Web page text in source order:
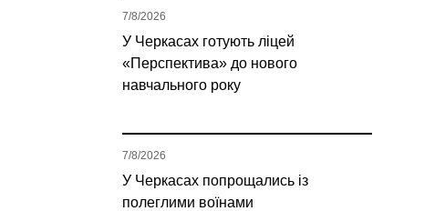
У Черкасах готують ліцей
«Перспектива» до нового
навчального року
7/8/2026
У Черкасах попрощались із
полеглими воїнами
7/8/2026